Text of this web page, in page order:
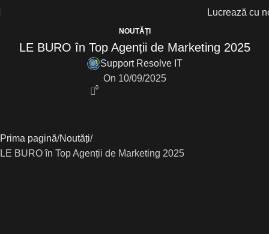
Lucrează cu
NOUTĂȚI
LE BURO în Top Agenții de Marketing 2025
Support Resolve IT
On 10/09/2025
0
Prima pagină Noutăți
LE BURO în Top Agenții de Marketing 2025